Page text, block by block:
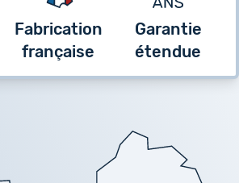
Fabrication
française
Garantie
étendue